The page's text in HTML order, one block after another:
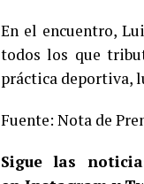
En el encuentro,
todos los que
práctica deportiva,
Fuente: Nota de
Sigue las